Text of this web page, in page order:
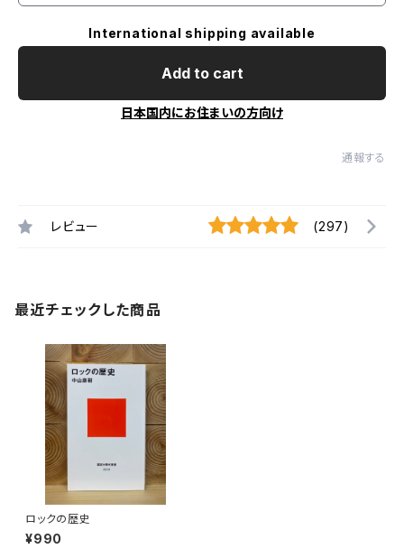
International shipping available
Add to cart
日本国内にお住まいの方向け
通報する
レビュー (297)
最近チェックした商品
ロックの歴史
¥990